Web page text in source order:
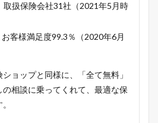
取扱保険会社31社（2021年5月時
客様満足度99.3％（2020年6月
ョップと同様に、「全て無料」
相談に乗ってくれて、最適な保